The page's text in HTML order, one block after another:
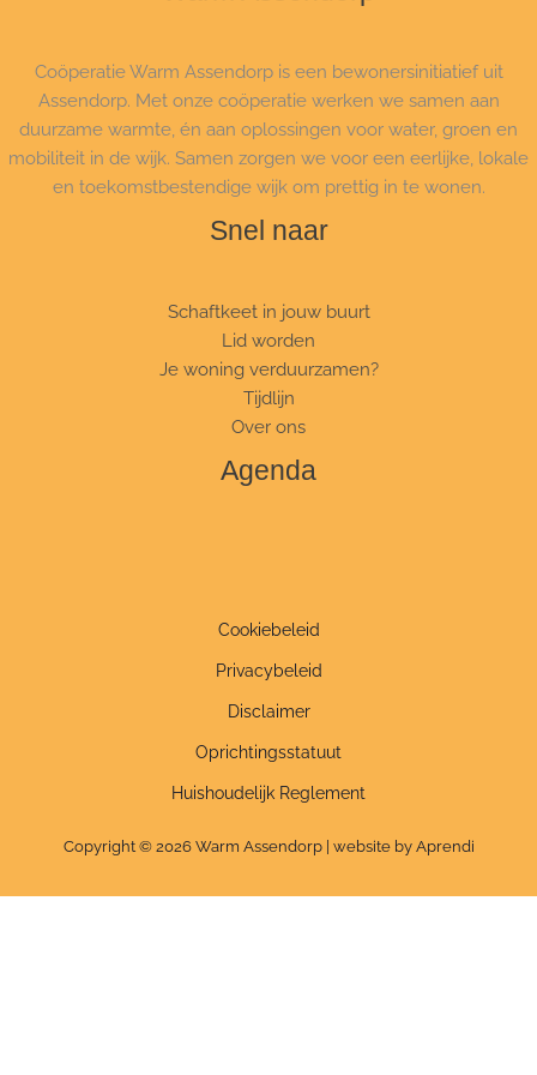
Coöperatie Warm Assendorp is een bewonersinitiatief uit
Assendorp. Met onze coöperatie werken we samen aan
duurzame warmte, én aan oplossingen voor water, groen en
mobiliteit in de wijk. Samen zorgen we voor een eerlijke, lokale
en toekomstbestendige wijk om prettig in te wonen.
Snel naar
Schaftkeet in jouw buurt
Lid worden
Je woning verduurzamen?
Tijdlijn
Over ons
Agenda
Cookiebeleid
Privacybeleid
Disclaimer
Oprichtingsstatuut
Huishoudelijk Reglement
Copyright © 2026 Warm Assendorp | website by Aprendi